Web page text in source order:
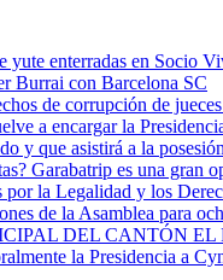
yute enterradas en Socio
Burrai con Barcelona SC
de corrupción de
a encargar la
y que asistirá a la
Garabatrip es una gran
la Legalidad y los
de la Asamblea para
DEL CANTÓN EL
la Presidencia a